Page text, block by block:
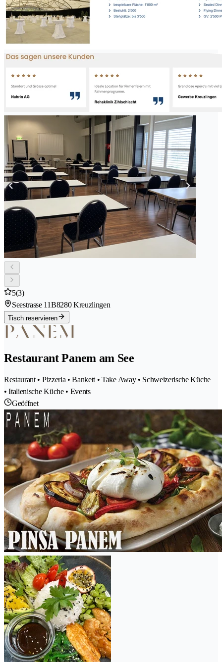
5(3)
Seestrasse 11B8280 Kreuzlingen
Tisch reservieren
Restaurant Panem am See
Restaurant • Pizzeria • Bankett • Take Away • Schweizerische Küche
• Italienische Küche • Events
Geöffnet